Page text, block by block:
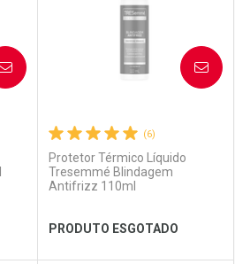
Ver Desconto Convênio
(6)
Protetor Térmico Líquido
Tresemmé Blindagem
Antifrizz 110ml
PRODUTO ESGOTADO
AVISE-ME